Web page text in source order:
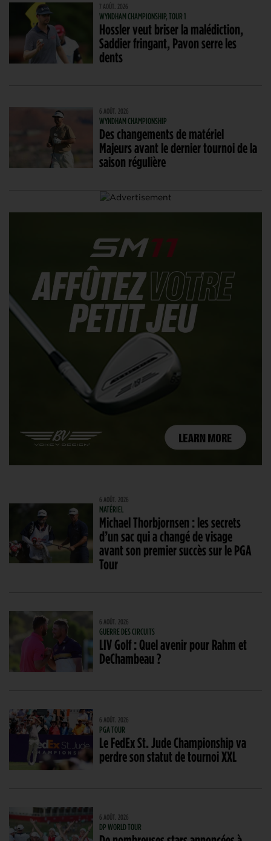
7 AOÛT. 2026
WYNDHAM CHAMPIONSHIP, TOUR 1
Hossler veut briser la malédiction,
Saddier fringant, Pavon serre les
dents
6 AOÛT. 2026
WYNDHAM CHAMPIONSHIP
Des changements de matériel
Majeurs avant le dernier tournoi de la
saison régulière
6 AOÛT. 2026
MATÉRIEL
Michael Thorbjornsen : les secrets
d’un sac qui a changé de visage
avant son premier succès sur le PGA
Tour
6 AOÛT. 2026
GUERRE DES CIRCUITS
LIV Golf : Quel avenir pour Rahm et
DeChambeau ?
6 AOÛT. 2026
PGA TOUR
Le FedEx St. Jude Championship va
perdre son statut de tournoi XXL
6 AOÛT. 2026
DP WORLD TOUR